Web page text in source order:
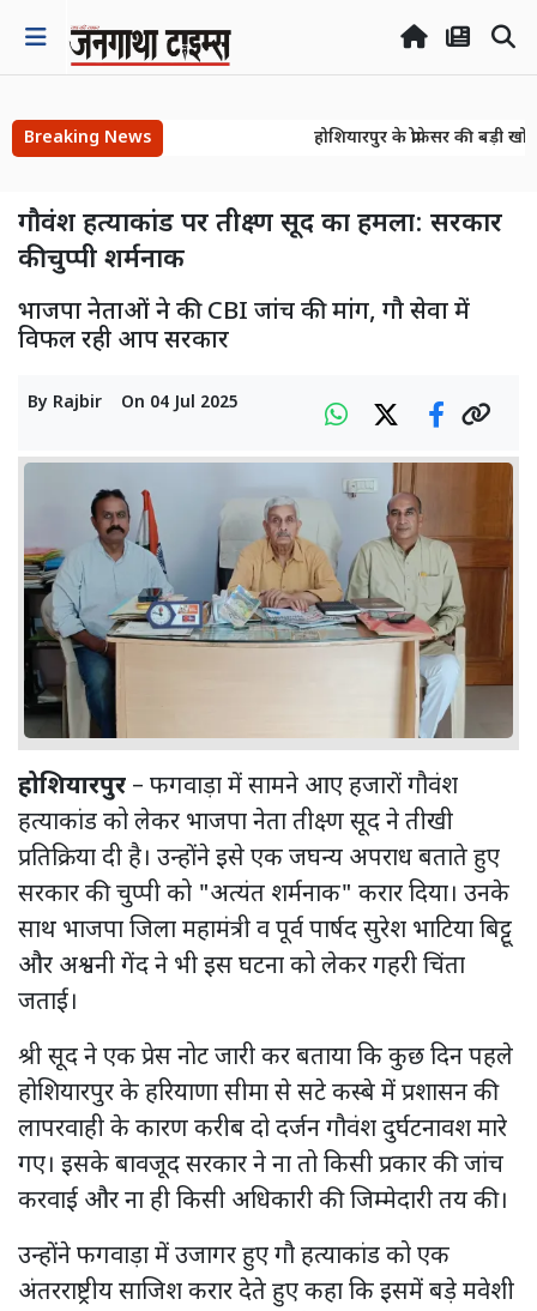
Breaking News
होशियारपुर के प्रोफेसर की बड़ी
गौवंश हत्याकांड पर तीक्ष्ण सूद का हमला: सरकार
की चुप्पी शर्मनाक
भाजपा नेताओं ने की CBI जांच की मांग, गौ सेवा में
विफल रही आप सरकार
By Rajbir On 04 Jul 2025
होशियारपुर – फगवाड़ा में सामने आए हजारों गौवंश
हत्याकांड को लेकर भाजपा नेता तीक्ष्ण सूद ने तीखी
प्रतिक्रिया दी है। उन्होंने इसे एक जघन्य अपराध बताते हुए
सरकार की चुप्पी को "अत्यंत शर्मनाक" करार दिया। उनके
साथ भाजपा जिला महामंत्री व पूर्व पार्षद सुरेश भाटिया बिट्टू
और अश्वनी गेंद ने भी इस घटना को लेकर गहरी चिंता
जताई।
श्री सूद ने एक प्रेस नोट जारी कर बताया कि कुछ दिन पहले
होशियारपुर के हरियाणा सीमा से सटे कस्बे में प्रशासन की
लापरवाही के कारण करीब दो दर्जन गौवंश दुर्घटनावश मारे
गए। इसके बावजूद सरकार ने ना तो किसी प्रकार की जांच
करवाई और ना ही किसी अधिकारी की जिम्मेदारी तय की।
उन्होंने फगवाड़ा में उजागर हुए गौ हत्याकांड को एक
अंतरराष्ट्रीय साजिश करार देते हुए कहा कि इसमें बड़े मवेशी